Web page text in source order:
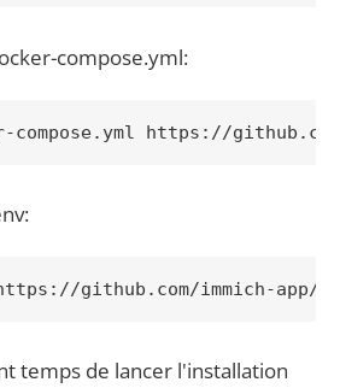
compose.yml:
compose.yml https://
github.com/immich-app/
temps de lancer l'installation